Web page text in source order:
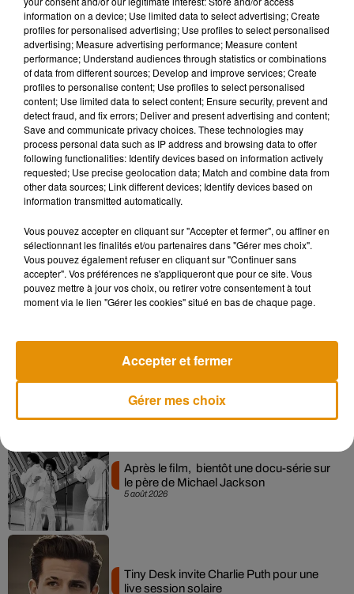
Pensez également à ramener votre propre stylo. Celui-ci doit
être de couleur noire ou bleue, et surtout indélébile. Vous
êtes également invité à apporter directement vos bulletins
de vote, si vous les avez reçus par courrier.
Certaines villes sont particulièrement prêtes à accueillir
leurs électeurs. Parmi elles,Créteil. Depuis hier, la ville a mis
en place un marquage au sol espacé d’un mètre cinquante
de manière à respecter les distances de sécurité entre
chaque personne. Plus de 4 km de rubalise, des litres de gel
hydro-alcoolique, mais aussi 450 paires de gants ont été
commandés pour les bureaux de vote.
sur chaque bureau aura pour mission d'encadrer les files
d'attente, mais aussi de veiller au bon respect des distances.
Le nettoyage des locaux se fera toutes les trente minutes par
un agent. Il désinfectera les tablettes dans les isoloirs, les
Musique
5 août 2026
Après le film, bientôt une docu-série sur
le père de Michael Jackson
Tiny Desk invite Charlie Puth pour une
live session solaire
information on a device; Use limited data to select advertising; Create
profiles for personalised advertising; Use profiles to select personalised
advertising; Measure advertising performance; Measure content
performance; Understand audiences through statistics or combinations
of data from different sources; Develop and improve services; Create
profiles to personalise content; Use profiles to select personalised
content; Use limited data to select content; Ensure security, prevent and
detect fraud, and fix errors; Deliver and present advertising and content;
Save and communicate privacy choices. These technologies may
process personal data such as IP address and browsing data to offer
following functionalities: Identify devices based on information actively
requested; Use precise geolocation data; Match and combine data from
other data sources; Link different devices; Identify devices based on
information transmitted automatically.
Vous pouvez accepter en cliquant sur "Accepter et fermer", ou affiner en
sélectionnant les finalités et/ou partenaires dans "Gérer mes choix".
Vous pouvez également refuser en cliquant sur "Continuer sans
accepter". Vos préférences ne s'appliqueront que pour ce site. Vous
pouvez mettre à jour vos choix, ou retirer votre consentement à tout
moment via le lien "Gérer les cookies" situé en bas de chaque page.
Gérer mes choix
Accepter et fermer